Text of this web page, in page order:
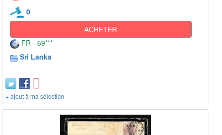
0
ACHETER
FR - 69***
Sri Lanka
+ ajout à ma sélection